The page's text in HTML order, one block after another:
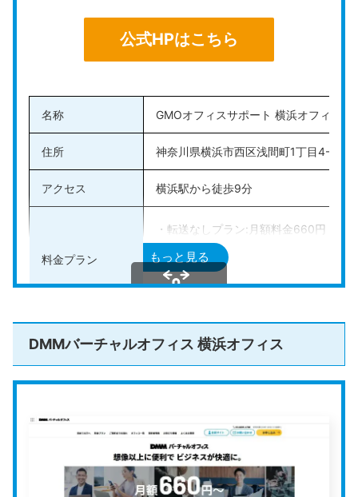
公式HPはこちら
名称 GMOオフィスサポート 横浜オフィス
住所 神奈川県横浜市西区浅間町1丁目4-3 ウ
アクセス 横浜駅から徒歩9分
料金プラン
・転送なしプラン:月額料金660円
・月1転送プラン:月額料金1,650円
・隔週転送プラン:月額料金2,200円
・週1転送プラン:月額料金2,750円
https://www.gmo-office.com/
スクロールできます
もっと見る
DMMバーチャルオフィス 横浜オフィス